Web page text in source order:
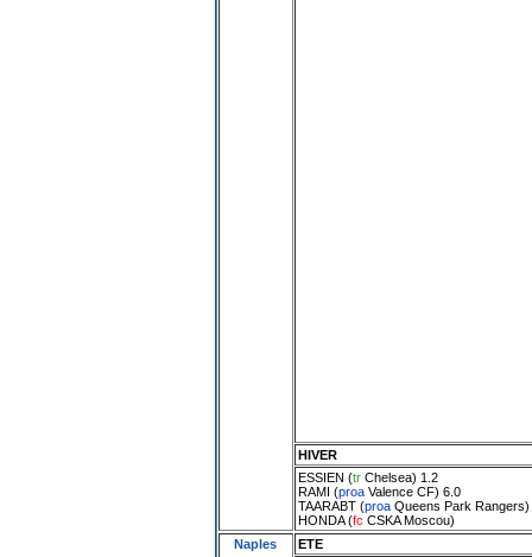
HIVER
ESSIEN (tr Chelsea) 1.2
RAMI (proa Valence CF) 6.0
TAARABT(proa Queens Park Rangers)
HONDA(fc CSKA Moscou)
Naples
ETE